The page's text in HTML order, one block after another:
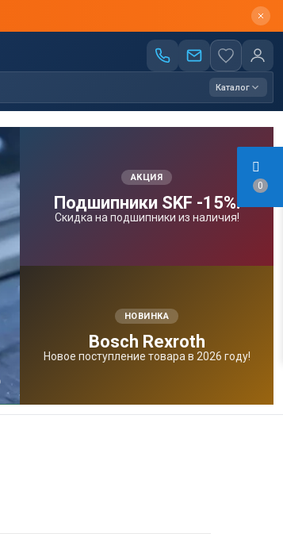
0
Каталог
АКЦИЯ
Подшипники SKF -15%!
Скидка на подшипники из наличия!
НОВИНКА
Bosсh Rexroth
Новое поступление товара в 2026 году!